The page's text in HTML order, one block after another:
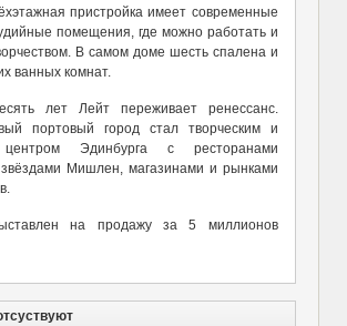
пристройка имеет современные
помещения, где можно работать и
В самом доме шесть спалена и
ванных комнат.
лет Лейт переживает ренессанс.
портовый город стал творческим и
центром Эдинбурга с ресторанами
Мишлен, магазинами и рынками
на продажу за 5 миллионов